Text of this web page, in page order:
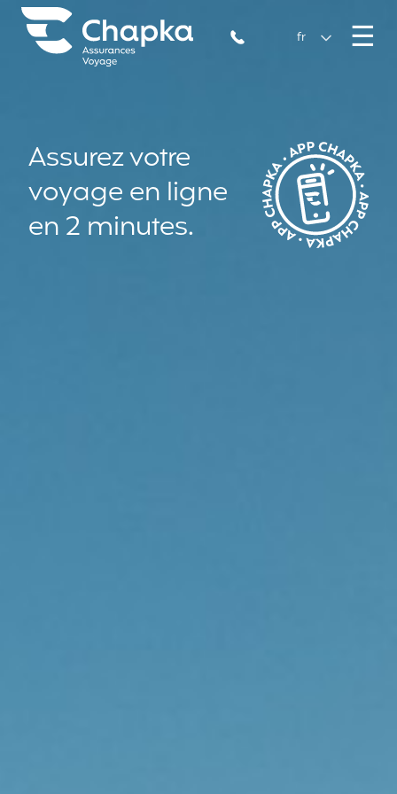
Aller directement au contenu
Chapka Assurances Voyages
+33 1 74 85 50 50
fr ☰
Assurez votre
voyage en ligne
en 2 minutes.